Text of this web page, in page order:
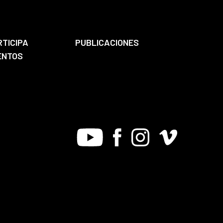
PUBLICACIONES
Youtube FacebookInstagram
Vimeo